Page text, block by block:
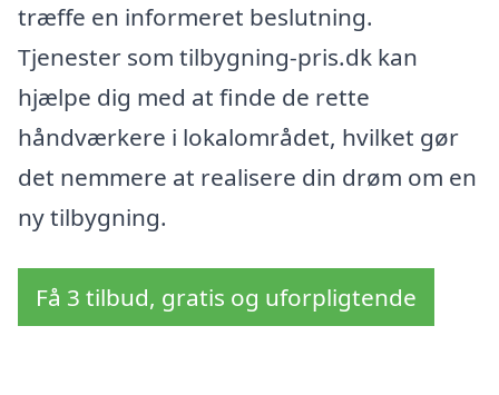
træffe en informeret beslutning.
Tjenester som tilbygning-pris.dk kan
hjælpe dig med at finde de rette
håndværkere i lokalområdet, hvilket gør
det nemmere at realisere din drøm om en
ny tilbygning.
Få 3 tilbud, gratis og uforpligtende